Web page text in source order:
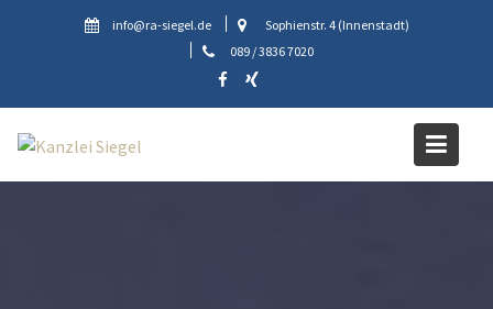
info@ra-siegel.de
Sophienstr. 4 (Innenstadt)
089 / 3836 7020